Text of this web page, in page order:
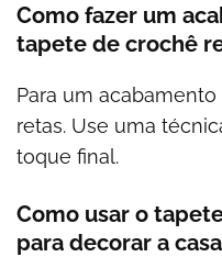
Como fazer um
tapete de crochê
Para um
retas. Use uma
toque final.
Como usar o
para decorar a